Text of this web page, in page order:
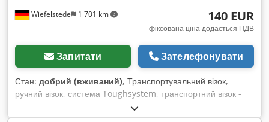
Wiefelstede 1 701 km 140 EUR
фіксована ціна додається ПДВ
Запитати Зателефонувати
Стан: добрий (вживаний), Транспортувальний візок,
ручний візок, система Toughsystem, транспортний візок -
Виробник: Dewalt, візок для інструментів Tough System
Cedpfxeglqyys Af Deha - Ящики: 2 штуки ящиків Dewalt